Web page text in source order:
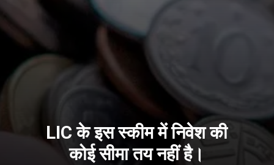
LIC के इस स्कीम में निवेश की
कोई सीमा तय नहीं है।